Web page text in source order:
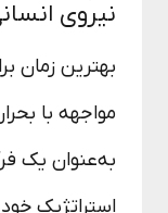
نیروی
بهترین زمان
مواجهه با
به‌عنوان یک
استراتژیک